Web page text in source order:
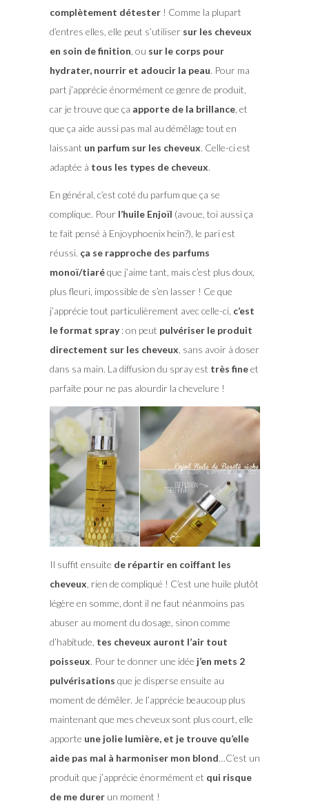
complètement détester! Comme la plupart
d’entres elles, elle peut s’utiliser sur les cheveux
en soin de finition , ou sur le corps pour
hydrater, nourrir et adoucir la peau. Pour ma
part j’apprécie énormément ce genre de produit,
car je trouve que ça apporte de la brillance, et
que ça aide aussi pas mal au démêlage tout en
laissant un parfum sur les cheveux. Celle-ci est
adaptée à tous les types de cheveux.
En général, c’est coté du parfum que ça se
complique. Pourl’huile Enjoïl (avoue, toi aussi ça
te fait pensé à Enjoyphoenix hein?), le pari est
réussi. ça se rapproche des parfums
monoï/tiaréque j’aime tant, mais c’est plus doux,
plus fleuri, impossible de s’en lasser ! Ce que
j’apprécie tout particulièrement avec celle-ci, c’est
le format spray: on peut pulvériser le produit
directement sur les cheveux , sans avoir à doser
dans sa main. La diffusion du spray est très fineet
parfaite pour ne pas alourdir la chevelure !
Il suffit ensuite de répartir en coiffant les
cheveux , rien de compliqué ! C’est une huile plutôt
légère en somme, dont il ne faut néanmoins pas
abuser au moment du dosage, sinon comme
d’habitude, tes cheveux auront l’air tout
poisseux. Pour te donner une idée j’en mets 2
pulvérisations que je disperse ensuite au
moment de démêler. Je l’apprécie beaucoup plus
maintenant que mes cheveux sont plus court, elle
apporte une jolie lumière, et je trouve qu’elle
aide pas mal à harmoniser mon blond…C’est un
produit que j’apprécie énormément et qui risque
de me durerun moment !